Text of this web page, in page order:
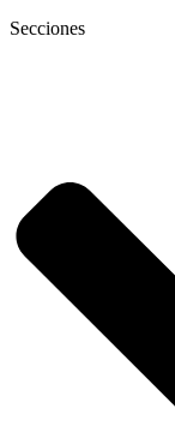
Secciones